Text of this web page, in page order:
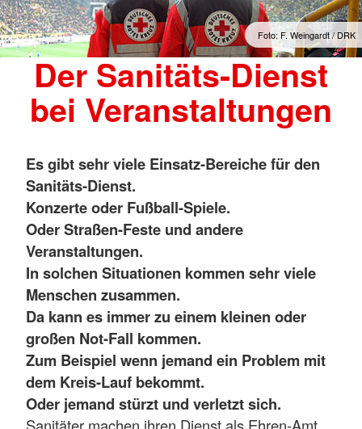
Foto: F. Weingardt / DRK
Der Sanitäts-Dienst
bei Veranstaltungen
Es gibt sehr viele Einsatz-Bereiche für den
Sanitäts-Dienst.
Konzerte oder Fußball-Spiele.
Oder Straßen-Feste und andere
Veranstaltungen.
In solchen Situationen kommen sehr viele
Menschen zusammen.
Da kann es immer zu einem kleinen oder
großen Not-Fall kommen.
Zum Beispiel wenn jemand ein Problem mit
dem Kreis-Lauf bekommt.
Oder jemand stürzt und verletzt sich.